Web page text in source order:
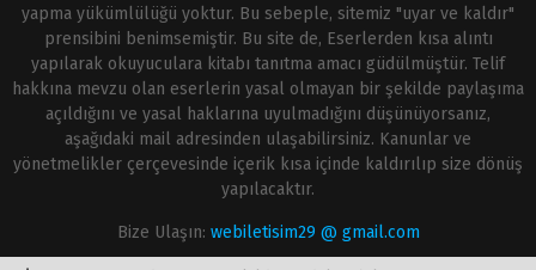
yapma yükümlülüğü yoktur. Bu sebeple, sitemiz "uyar ve kaldır"
prensibini benimsemiştir. Bu site de, Eserlerden kısa alıntı
yapılarak okuyuculara kitabı tanıtma amacı güdülmüştür. Telif
hakkına mevzu olan eserlerin yasal olmayan bir şekilde paylaşıma
açıldığını ve yasal haklarına uyulmadığını düşünüyorsanız,
aşağıdaki mail adresinden ulaşabilirsiniz. Kanunlar ve
yönetmelikler çerçevesinde içerik kısa içinde kaldırılıp size dönüş
yapılacaktır.
Bize Ulaşın: webiletisim29 @ gmail.com